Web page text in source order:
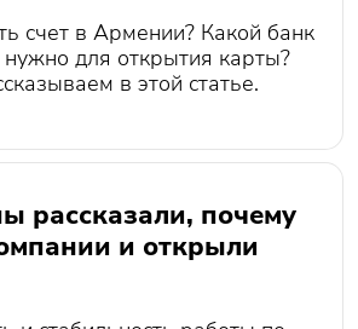
счет в Армении? Какой банк
для открытия карты?
в этой статье.
рассказали, почему
и открыли